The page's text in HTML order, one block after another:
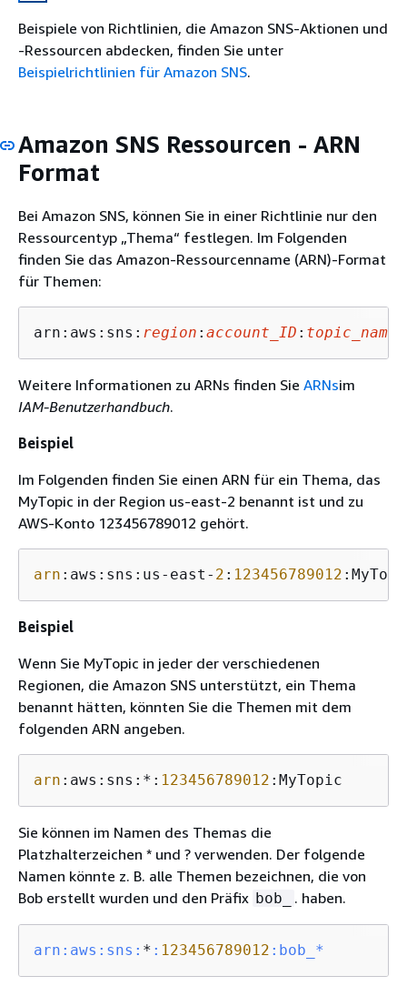
Beispiele von Richtlinien, die Amazon SNS-Aktionen und
-Ressourcen abdecken, finden Sie unter
Beispielrichtlinien für Amazon SNS.
Amazon SNS Ressourcen - ARN
Format
Bei Amazon SNS, können Sie in einer Richtlinie nur den
Ressourcentyp „Thema“ festlegen. Im Folgenden
finden Sie das Amazon-Ressourcenname (ARN)-Format
für Themen:
arn:aws:sns: region : account_ID : topic_name
Weitere Informationen zu ARNs finden Sie ARNsim
IAM-Benutzerhandbuch.
Beispiel
Im Folgenden finden Sie einen ARN für ein Thema, das
MyTopic in der Region us-east-2 benannt ist und zu
AWS-Konto 123456789012 gehört.
arn :aws:sns:us-east- 2 : 123456789012
Beispiel
Wenn Sie MyTopic in jeder der verschiedenen
Regionen, die Amazon SNS unterstützt, ein Thema
benannt hätten, könnten Sie die Themen mit dem
folgenden ARN angeben.
arn :aws:sns:*: 123456789012 :MyTopic
Sie können im Namen des Themas die
Platzhalterzeichen * und ? verwenden. Der folgende
Namen könnte z. B. alle Themen bezeichnen, die von
Bob erstellt wurden und den Präfix bob_ . haben.
arn: aws: sns: * : 123456789012 :bob_*